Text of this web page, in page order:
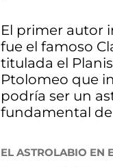
El primer autor
fue el famoso
titulada el
Ptolomeo que
podría ser un
fundamental
EL ASTROLABIO EN